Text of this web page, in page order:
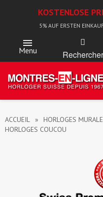
KOSTENLOSE
5% AUF ERSTEN
Menu Rechercher
ACCUEIL HORLOGES
HORLOGES COUCOU